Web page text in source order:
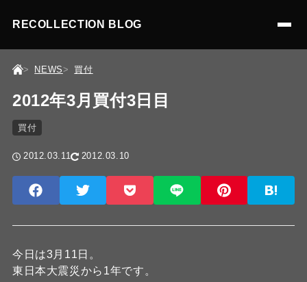
RECOLLECTION BLOG
NEWS 買付
2012年3月買付3日目
買付
2012.03.11 2012.03.10
今日は3月11日。
東日本大震災から1年です。